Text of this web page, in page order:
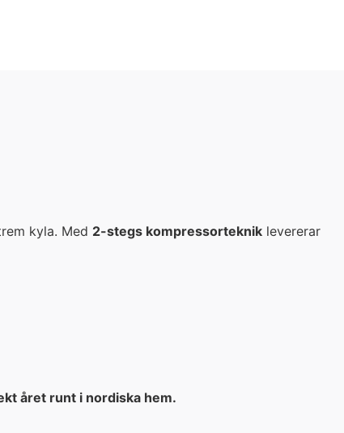
kyla. Med 2-stegs kompressorteknik levererar
året runt i nordiska hem.